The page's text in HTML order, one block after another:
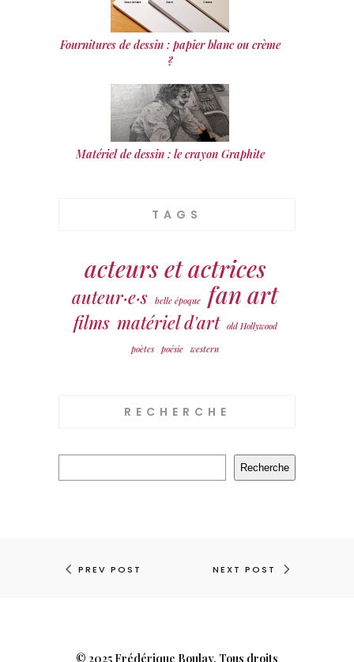
Fournitures de dessin : papier blanc ou crème
?
Matériel de dessin : le crayon Graphite
TAGS
acteurs et actrices
auteur·e·s belle époque fan art
films matériel d'art
old Hollywood
poètes poésie western
RECHERCHE
Recherche
PREV POST NEXT POST
© 2025 Frédérique Boulay. Tous droits